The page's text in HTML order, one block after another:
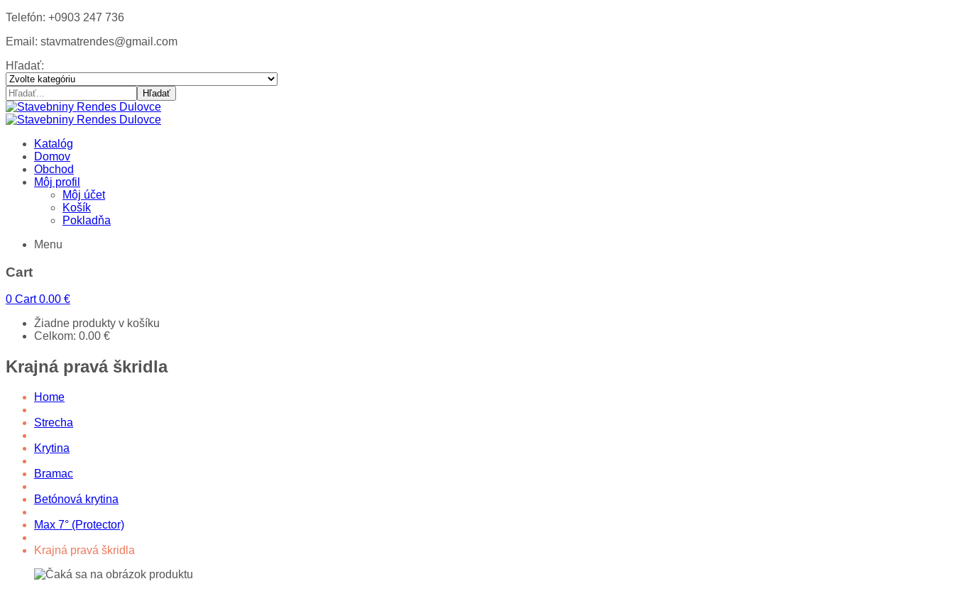
Telefón: +0903 247 736
Email: stavmatrendes@gmail.com
Hľadať:
Hľadať
Katalóg
Domov
Obchod
Môj profil
Môj účet
Košík
Pokladňa
Menu
Cart
0 Cart 0.00 €
Žiadne produkty v košíku
Celkom: 0.00 €
Krajná pravá škridla
Home
Strecha
Krytina
Bramac
Betónová krytina
Max 7° (Protector)
Krajná pravá škridla